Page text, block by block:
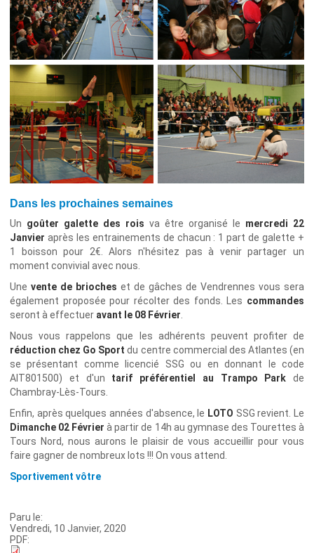
Dans les prochaines semaines
Un goûter galette des rois va être organisé le mercredi 22
Janvier après les entrainements de chacun : 1 part de galette +
1 boisson pour 2€. Alors n'hésitez pas à venir partager un
moment convivial avec nous.
Une vente de brioches et de gâches de Vendrennes vous sera
également proposée pour récolter des fonds. Les commandes
seront à effectuer avant le 08 Février
Nous vous rappelons que les adhérents peuvent profiter de
réduction chez Go Sport du centre commercial des Atlantes (en
se présentant comme licencié SSG ou en donnant le code
AIT801500) et d'un tarif préférentiel au Trampo Park de
Chambray-Lès-Tours.
Enfin, après quelques années d'absence, le LOTO SSG revient. Le
Dimanche 02 Février à partir de 14h au gymnase des Tourettes à
Tours Nord, nous aurons le plaisir de vous accueillir pour vous
faire gagner de nombreux lots !!! On vous attend.
Sportivement vôtre
Paru le:
Vendredi, 10 Janvier, 2020
PDF: